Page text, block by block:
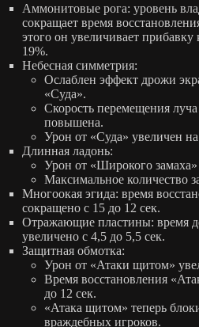
Аммонитовые рога: уровень
сокращает время
этого он увеличивает
19%.
Небесная симметрия:
Ослаблен эффект дрожи
«Суда».
Скорость перемещения
повышена.
Урон от «Суда» увеличен
Длинная ладонь:
Урон от «Широкого
Максимальное количество
Многоокая эгида: время
сокращено с 15 до 12 сек.
Отражающие пластины: время
увеличено с 4,5 до 5,5 сек.
Защитная обмотка:
Урон от «Атаки щитом»
Время восстановления
до 12 сек.
«Атака щитом» теперь
враждебных игроков.